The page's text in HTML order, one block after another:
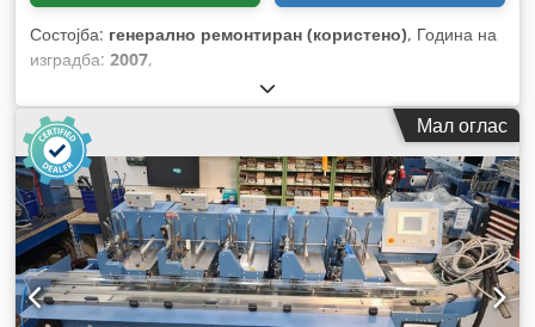
Состојба: генерално ремонтиран (користено), Година на
изградба: 2007,
Мал оглас